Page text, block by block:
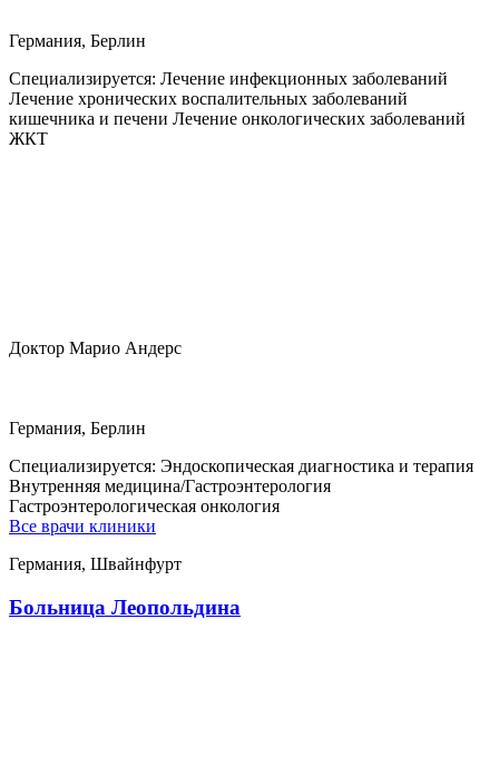
Германия, Берлин
Специализируется: Лечение инфекционных заболеваний
Лечение хронических воспалительных заболеваний
кишечника и печени Лечение онкологических заболеваний
ЖКТ
Доктор Марио Андерс
Германия, Берлин
Специализируется: Эндоскопическая диагностика и терапия
Внутренняя медицина/Гастроэнтерология
Гастроэнтерологическая онкология
Все врачи клиники
Германия, Швайнфурт
Больница Леопольдина